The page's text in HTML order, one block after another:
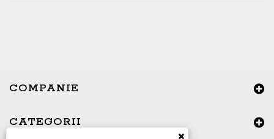
COMPANIE
CATEGORII